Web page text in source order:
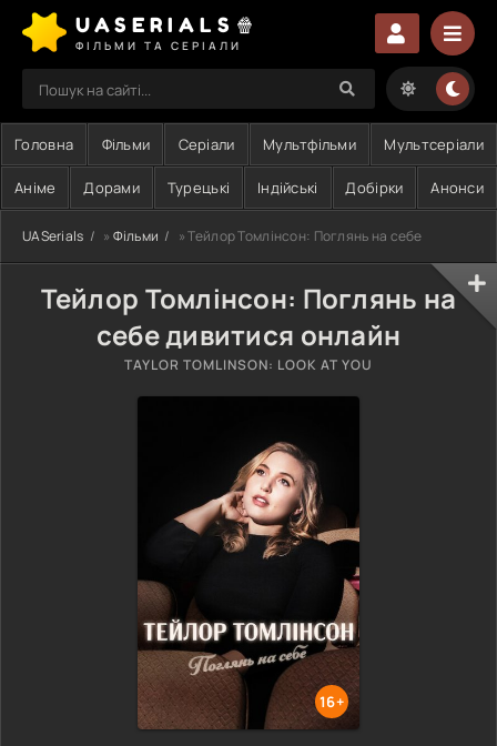
UASERIALS🍿
ФІЛЬМИ ТА СЕРІАЛИ
Головна Фільми Серіали Мультфільми Мультсеріали
Аніме Дорами Турецькі Індійські Добірки Анонси
UASerials » Фільми » Тейлор Томлінсон: Поглянь на себе
Тейлор Томлінсон: Поглянь на
себе дивитися онлайн
TAYLOR TOMLINSON: LOOK AT YOU
16+